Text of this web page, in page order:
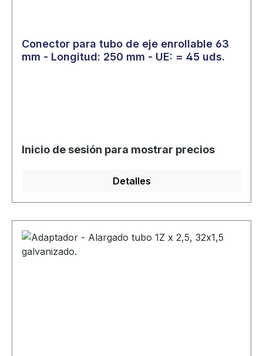
Conector para tubo de eje enrollable 63
mm - Longitud: 250 mm - UE: = 45 uds.
Inicio de sesión para mostrar precios
Detalles